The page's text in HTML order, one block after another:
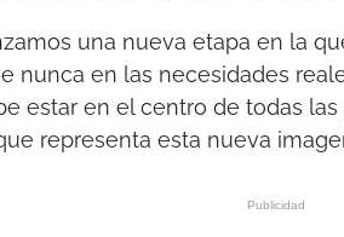
una nueva etapa en la
nunca en las necesidades
estar en el centro de todas
representa esta nueva